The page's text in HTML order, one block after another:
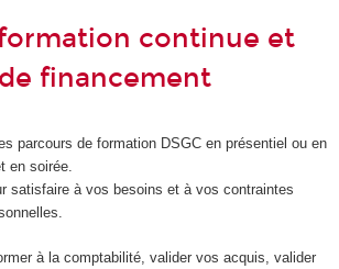
formation continue et
financement
parcours de formation DSGC en présentiel ou en
en soirée.
satisfaire à vos besoins et à vos contraintes
à la comptabilité, valider vos acquis, valider